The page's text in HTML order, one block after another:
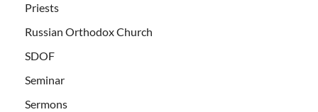
Priests
Russian Orthodox Church
SDOF
Seminar
Sermons